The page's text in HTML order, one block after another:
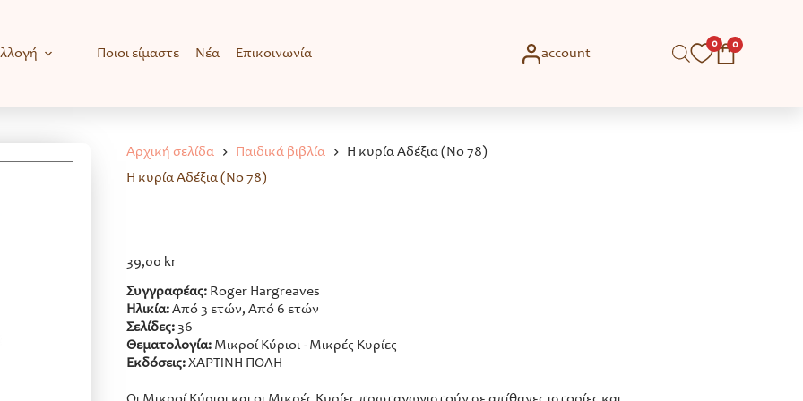
Ποιοι είμαστε Νέα Επικοινωνία account
0 0
Αρχική σελίδα Παιδικά βιβλία
Η κυρία Αδέξια (Νο 78)
Η κυρία Αδέξια (Νο 78)
39,00 kr
Συγγραφέας: Roger Hargreaves
Ηλικία:Από 3 ετών, Από 6 ετών
Σελίδες: 36
Θεματολογία: Μικροί Κύριοι - Μικρές Κυρίες
Εκδόσεις:ΧΑΡΤΙΝΗ ΠΟΛΗ